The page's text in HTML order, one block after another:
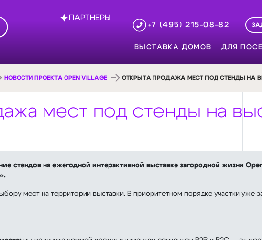
ПАРТНЕРЫ
+7 (495) 215-08-82
ВЫСТАВКА ДОМОВ ДЛЯ
НОВОСТИ ПРОЕКТА OPEN VILLAGE ОТКРЫТА ПРОДАЖА МЕСТ ПОД СТЕНДЫ НА
мест под стенды на
стендов на ежегодной интерактивной выставке загородной жизни
мест на территории выставки. В приоритетном порядке участки уже